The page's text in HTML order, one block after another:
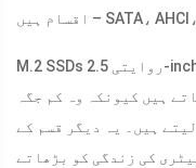
M.2 SSDs روایتی 2.5-inch SSDs سے چھوٹے اور تیز ہوتے ہیں، جو
ہیں کیونکہ وہ کم جگہ
لیتے ہیں۔ یہ دیگر قسم کے SSDs کے مقابلے میں زیادہ توانائی
کی زندگی کو بڑھاتے